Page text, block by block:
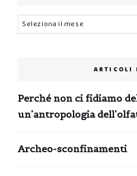
Archivi
ARTICOLI
Perché non ci fidiamo
un’antropologia
Archeo-sconfinamenti